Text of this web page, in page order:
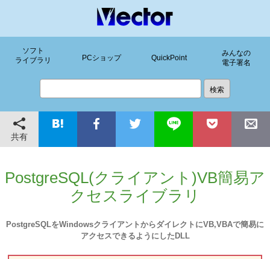
ソフト
ライブラリ
PCショップ QuickPoint
みんなの
電子署名
共有
PostgreSQL(クライアント)VB簡易ア
クセスライブラリ
PostgreSQLをWindowsクライアントからダイレクトにVB,VBAで簡易に
アクセスできるようにしたDLL